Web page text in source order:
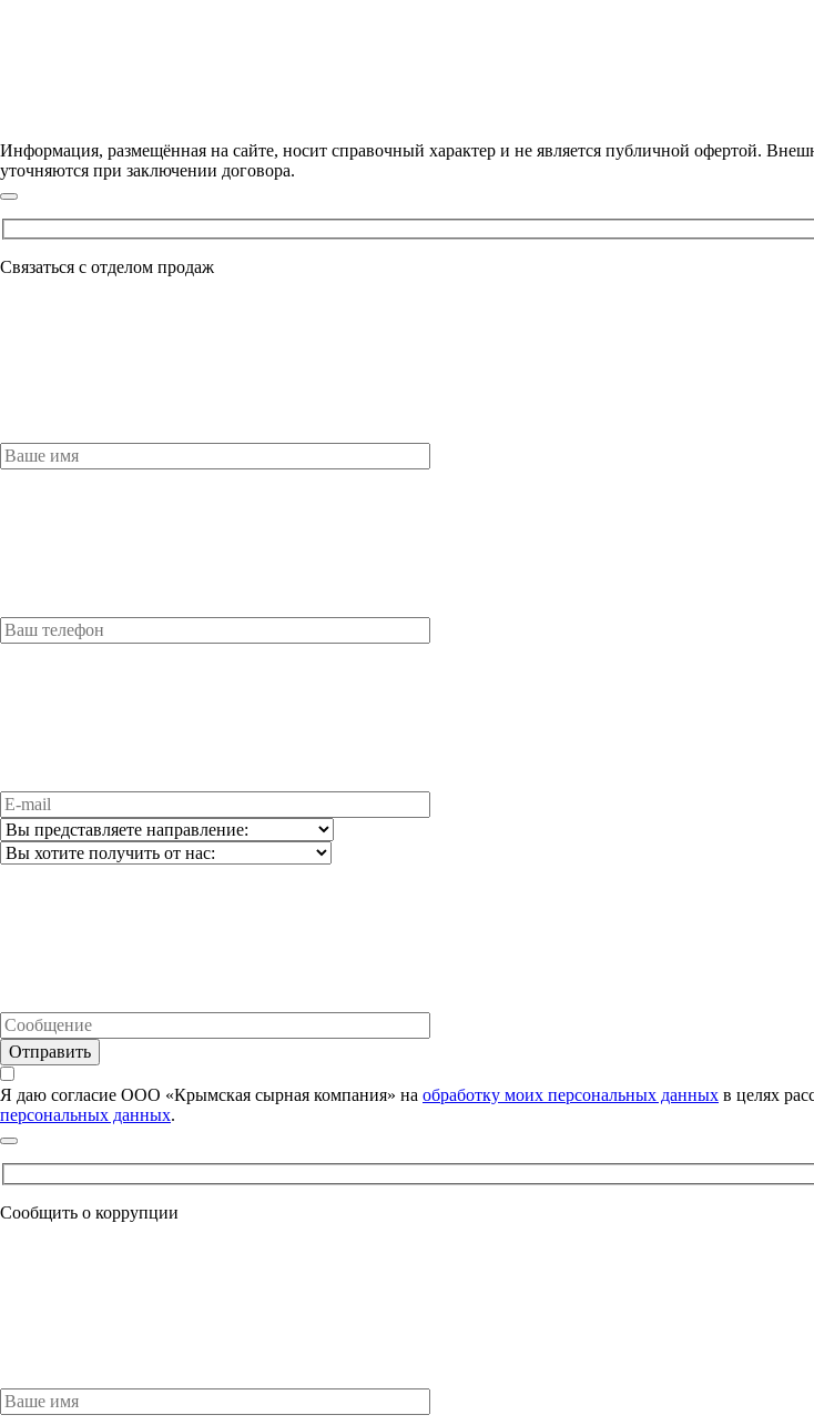
Информация, размещённая на сайте, носит справочный характер и не является публичной офертой.
уточняются при заключении договора.
это поле пустым.
Связаться с отделом продаж
Я даю согласие ООО «Крымская сырная компания» на обработку моих персональных данных в целях
персональных данных.
Сообщить о коррупции